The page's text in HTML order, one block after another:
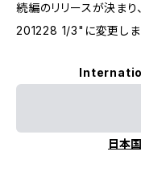
続編のリリースが決ま
201228 1/3"に変更しま
日本